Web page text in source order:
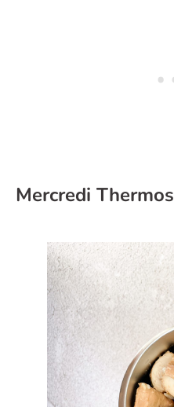
Mercredi Thermos